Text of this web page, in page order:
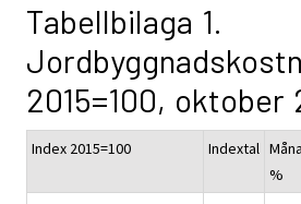
Tabellbilaga 1.
2015=100, oktober
Index 2015=100 Indextal
%